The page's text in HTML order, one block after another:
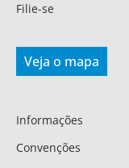
Filie-se
Veja o mapa
Informações
Convenções